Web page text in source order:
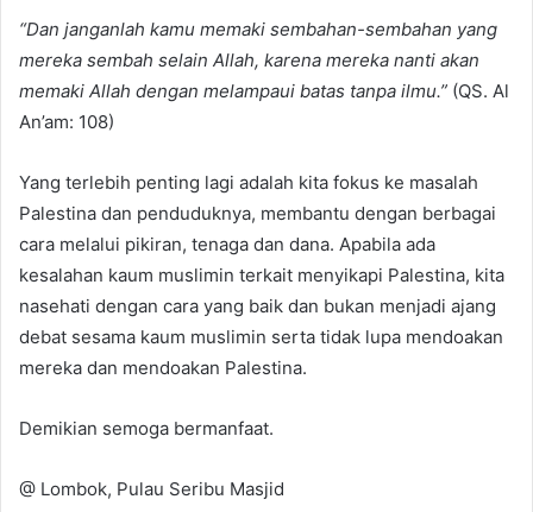
“Dan janganlah kamu memaki sembahan-sembahan yang
mereka sembah selain Allah, karena mereka nanti akan
memaki Allah dengan melampaui batas tanpa ilmu.” (QS. Al
An’am: 108)
Yang terlebih penting lagi adalah kita fokus ke masalah
Palestina dan penduduknya, membantu dengan berbagai
cara melalui pikiran, tenaga dan dana. Apabila ada
kesalahan kaum muslimin terkait menyikapi Palestina, kita
nasehati dengan cara yang baik dan bukan menjadi ajang
debat sesama kaum muslimin serta tidak lupa mendoakan
mereka dan mendoakan Palestina.
Demikian semoga bermanfaat.
@ Lombok, Pulau Seribu Masjid